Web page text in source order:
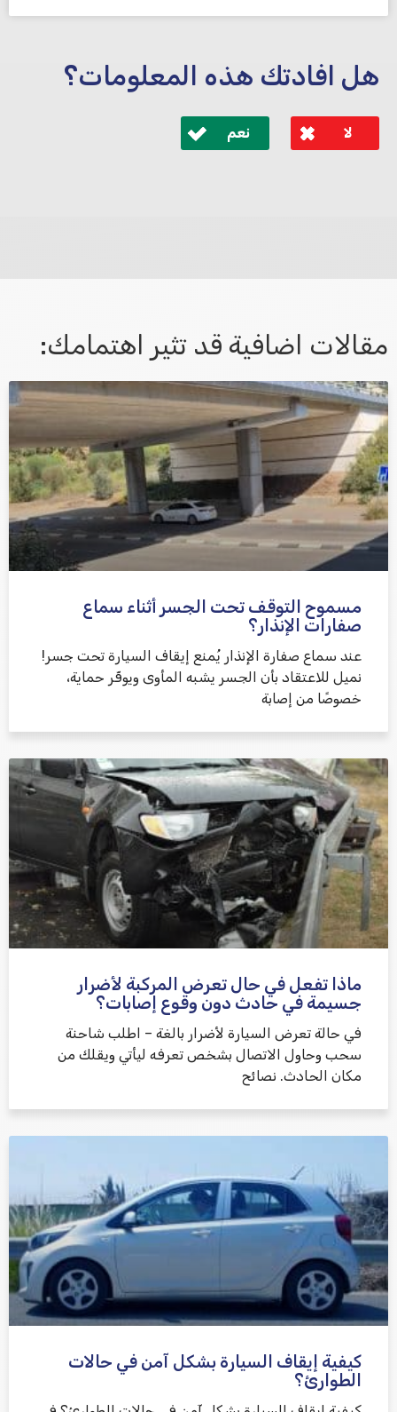
هل افادتك هذه المعلومات؟
لا نعم
אני מאשר/ת קבלת דיוור במייל ושימוש בפרטים בהתאם
למדיניות הפרטיות
שלח משוב
مقالات اضافية قد تثير اهتمامك:
مسموح التوقف تحت الجسر أثناء سماع
صفارات الإنذار؟
عند سماع صفارة الإنذار يُمنع إيقاف السيارة تحت جسر!
نميل للاعتقاد بأن الجسر يشبه المأوى ويوفّر حماية،
خصوصًا من إصابة
ماذا تفعل في حال تعرض المركبة لأضرار
جسيمة في حادث دون وقوع إصابات؟
في حالة تعرض السيارة لأضرار بالغة – اطلب شاحنة
سحب وحاول الاتصال بشخص تعرفه ليأتي ويقلك من
مكان الحادث. نصائح
كيفية إيقاف السيارة بشكل آمن في حالات
الطوارئ؟